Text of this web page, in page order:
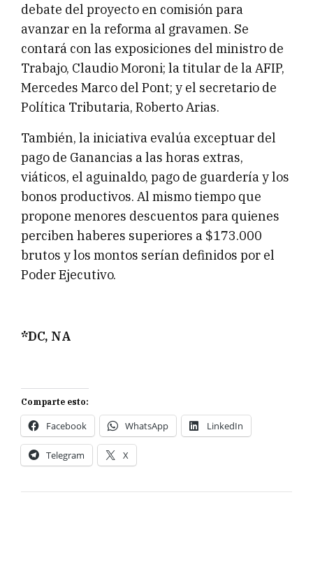
debate del proyecto en comisión para
avanzar en la reforma al gravamen. Se
contará con las exposiciones del ministro de
Trabajo, Claudio Moroni; la titular de la AFIP,
Mercedes Marco del Pont; y el secretario de
Política Tributaria, Roberto Arias.
También, la iniciativa evalúa exceptuar del
pago de Ganancias a las horas extras,
viáticos, el aguinaldo, pago de guardería y los
bonos productivos. Al mismo tiempo que
propone menores descuentos para quienes
perciben haberes superiores a $173.000
brutos y los montos serían definidos por el
Poder Ejecutivo.
*DC, NA
Comparte esto:
Facebook WhatsApp LinkedIn
Telegram X